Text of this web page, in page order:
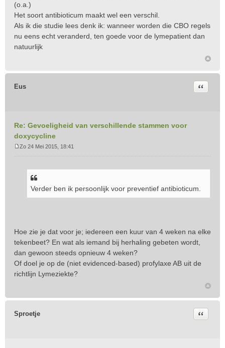
(o.a.)
Het soort antibioticum maakt wel een verschil.
Als ik die studie lees denk ik: wanneer worden die CBO regels
nu eens echt veranderd, ten goede voor de lymepatient dan
natuurlijk
Eus
Re: Gevoeligheid van verschillende stammen voor
doxycycline
Citeer
Zo 24 Mei 2015, 18:41
Verder ben ik persoonlijk voor preventief antibioticum.
Hoe zie je dat voor je; iedereen een kuur van 4 weken na elke
tekenbeet? En wat als iemand bij herhaling gebeten wordt,
dan gewoon steeds opnieuw 4 weken?
Of doel je op de (niet evidenced-based) profylaxe AB uit de
richtlijn Lymeziekte?
Sproetje Citeer